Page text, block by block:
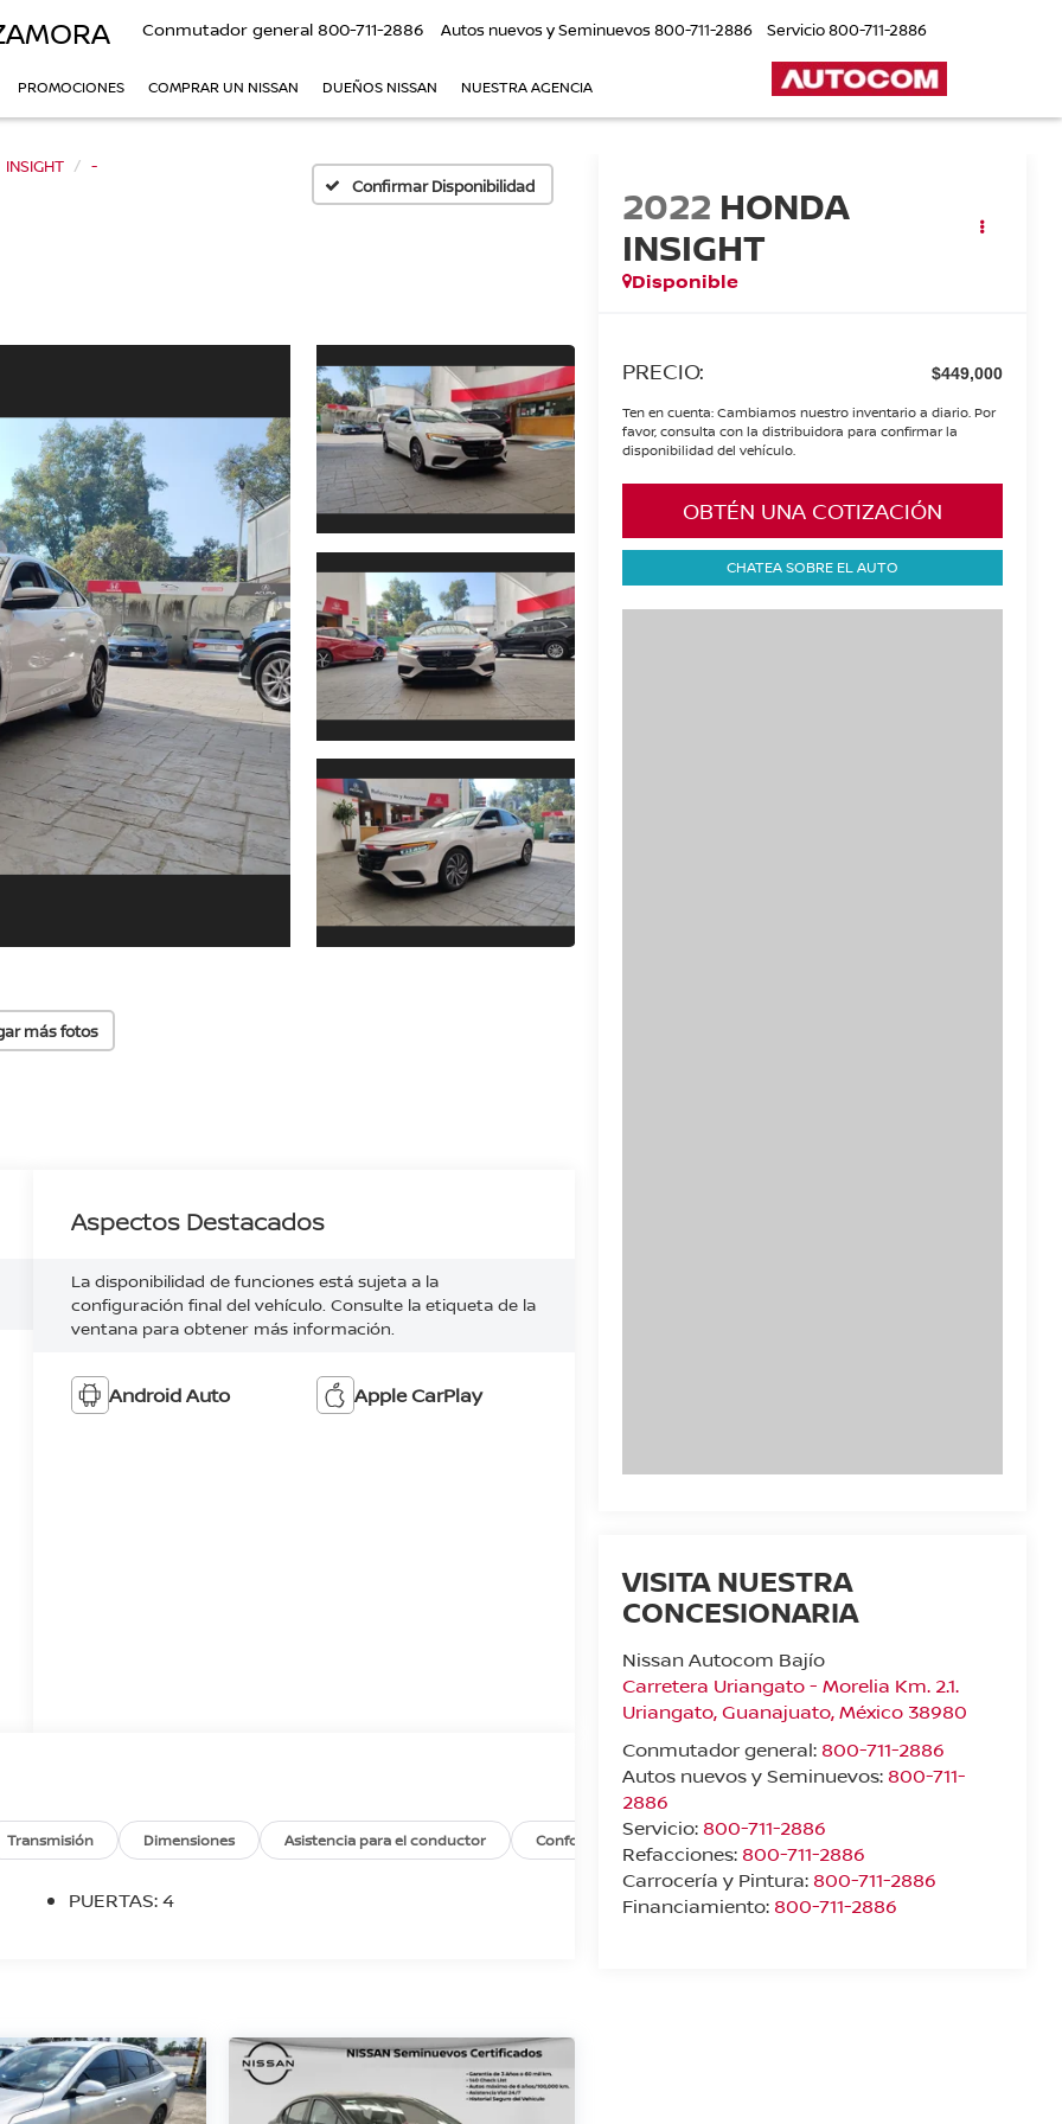
Conmutador general 800-711-2886 Autos nuevos y Seminuevos800-711-2886 Servicio800-711-2886
PROMOCIONES COMPRAR UN NISSAN DUEÑOS NISSAN NUESTRA AGENCIA
INSIGHT
-
Confirmar Disponibilidad
más fotos
2022 HONDA
INSIGHT
Disponible
PRECIO: $449,000
Ten en cuenta: Cambiamos nuestro inventario a diario. Por
favor, consulta con la distribuidora para confirmar la
disponibilidad del vehículo.
OBTÉN UNA COTIZACIÓN
CHATEA SOBRE EL AUTO
VISITA NUESTRA
CONCESIONARIA
Nissan Autocom Bajío
Carretera Uriangato - Morelia Km. 2.1.
Uriangato,Guanajuato, México 38980
Conmutador general: 800-711-2886
Autos nuevos y Seminuevos: 800-711-
2886
Servicio: 800-711-2886
Refacciones: 800-711-2886
Carrocería y Pintura: 800-711-2886
Financiamiento: 800-711-2886
Aspectos Destacados
La disponibilidad de funciones está sujeta a la
configuración final del vehículo. Consulte la etiqueta de la
ventana para obtener más información.
Android Auto Apple CarPlay
Transmisión Dimensiones Asistencia para el conductor Confort y conveniencia Exterior
PUERTAS: 4